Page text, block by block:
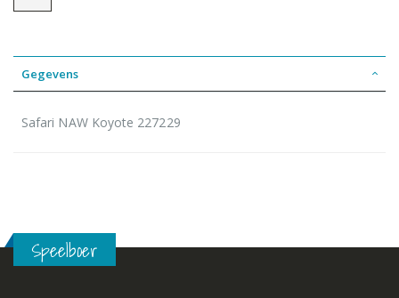
Gegevens
Safari NAW Koyote 227229
Speelboer